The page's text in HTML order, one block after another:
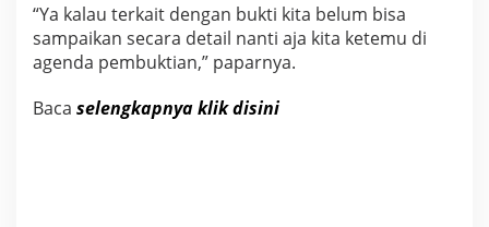
“Ya kalau terkait dengan bukti kita belum bisa
sampaikan secara detail nanti aja kita ketemu di
agenda pembuktian,” paparnya.
Baca selengkapnya klik disini